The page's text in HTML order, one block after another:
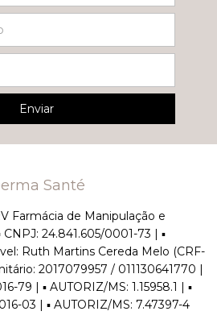
Santé
Farmácia de Manipulação e
24.841.605/0001-73 | ▪︎
Ruth Martins Cereda Melo (CRF-
2017079957 / 011130641770 |
79 | ▪︎ AUTORIZ/MS: 1.15958.1 | ▪︎
03 | ▪︎ AUTORIZ/MS: 7.47397-4